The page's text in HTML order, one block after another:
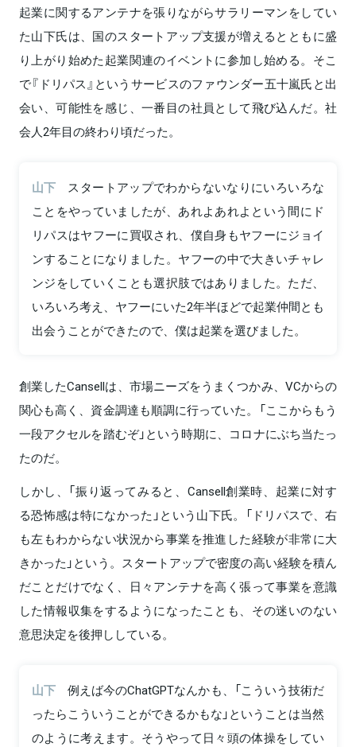
起業に関するアンテナを張りながらサラリーマンをしてい
た山下氏は、国のスタートアップ支援が増えるとともに盛
り上がり始めた起業関連のイベントに参加し始める。そこ
で『ドリパス』というサービスのファウンダー五十嵐氏と出
会い、可能性を感じ、一番目の社員として飛び込んだ。社
会人2年目の終わり頃だった。
山下
スタートアップでわからないなりにいろいろな
ことをやっていましたが、あれよあれよという間にド
リパスはヤフーに買収され、僕自身もヤフーにジョイ
ンすることになりました。ヤフーの中で大きいチャレ
ンジをしていくことも選択肢ではありました。ただ、
いろいろ考え、ヤフーにいた2年半ほどで起業仲間とも
出会うことができたので、僕は起業を選びました。
創業したCansellは、市場ニーズをうまくつかみ、VCからの
関心も高く、資金調達も順調に行っていた。「ここからもう
一段アクセルを踏むぞ」という時期に、コロナにぶち当たっ
たのだ。
しかし、「振り返ってみると、Cansell創業時、起業に対す
る恐怖感は特になかった」という山下氏。「ドリパスで、右
も左もわからない状況から事業を推進した経験が非常に大
きかった」という。スタートアップで密度の高い経験を積ん
だことだけでなく、日々アンテナを高く張って事業を意識
した情報収集をするようになったことも、その迷いのない
意思決定を後押ししている。
山下
例えば今のChatGPTなんかも、「こういう技術だ
ったらこういうことができるかもな」ということは当然
のように考えます。そうやって日々頭の体操をしてい